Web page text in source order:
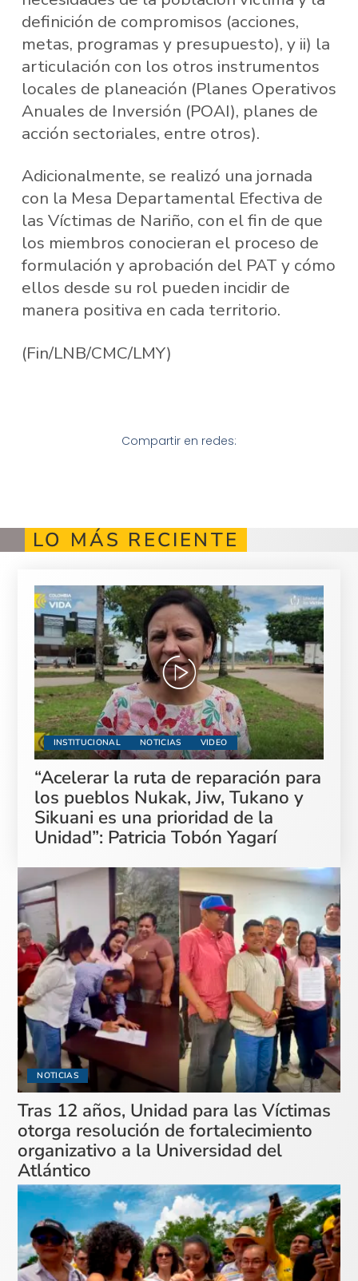
definición de compromisos (acciones,
metas, programas y presupuesto), y ii) la
articulación con los otros instrumentos
locales de planeación (Planes Operativos
Anuales de Inversión (POAI), planes de
acción sectoriales, entre otros).
Adicionalmente, se realizó una jornada
con la Mesa Departamental Efectiva de
las Víctimas de Nariño, con el fin de que
los miembros conocieran el proceso de
formulación y aprobación del PAT y cómo
ellos desde su rol pueden incidir de
manera positiva en cada territorio.
(Fin/LNB/CMC/LMY)
Compartir en redes:
LO MÁS RECIENTE
INSTITUCIONAL NOTICIAS VIDEO
“Acelerar la ruta de reparación para
los pueblos Nukak, Jiw, Tukano y
Sikuani es una prioridad de la
Unidad”: Patricia Tobón Yagarí
NOTICIAS
Tras 12 años, Unidad para las Víctimas
otorga resolución de fortalecimiento
organizativo a la Universidad del
Atlántico